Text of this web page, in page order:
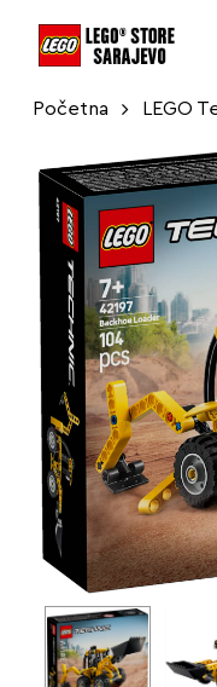
Početna LEGO